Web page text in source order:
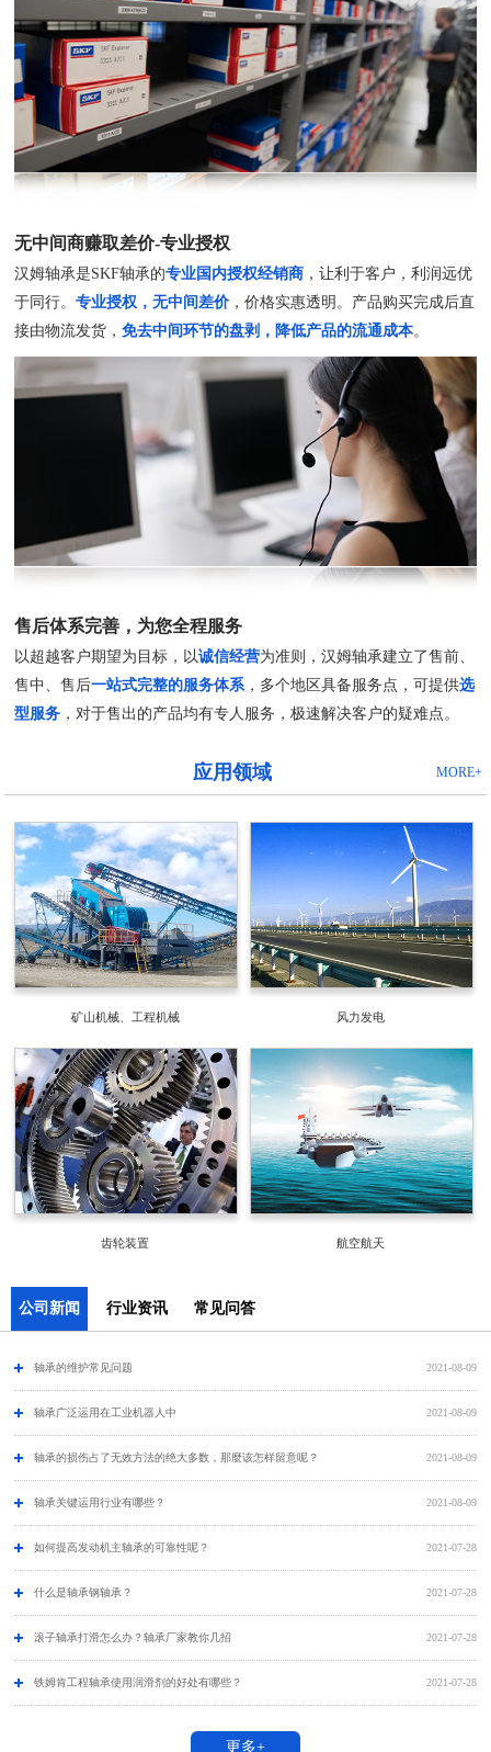
无中间商赚取差价-专业授权
汉姆轴承是SKF轴承的专业国内授权经销商 ，让利于客户，利润远优
于同行。专业授权，无中间差价 ，价格实惠透明。产品购买完成后直
接由物流发货，免去中间环节的盘剥，降低产品的流通成本。
售后体系完善，为您全程服务
以超越客户期望为目标，以诚信经营为准则，汉姆轴承建立了售前、
售中、售后一站式完整的服务体系，多个地区具备服务点，可提供选
型服务 ，对于售出的产品均有专人服务，极速解决客户的疑难点。
MORE+
应用领域
矿山机械、工程机械 风力发电
齿轮装置 航空航天
公司新闻 行业资讯 常见问答
2021-08-09
轴承的维护常见问题
2021-08-09
​轴承广泛运用在工业机器人中
2021-08-09
轴承的损伤占了无效方法的绝大多数，那麼该怎样留意呢？
2021-08-09
轴承关键运用行业有哪些？
2021-07-28
如何提高发动机主轴承的可靠性呢？
2021-07-28
什么是轴承钢轴承？
2021-07-28
滚子轴承打滑怎么办？轴承厂家教你几招
2021-07-28
铁姆肯工程轴承使用润滑剂的好处有哪些？
更多+